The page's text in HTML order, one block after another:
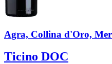
Agra, Collina d'Oro,
Ticino DOC